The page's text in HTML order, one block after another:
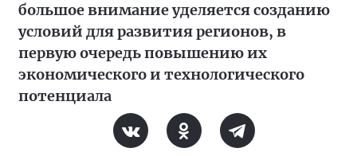
большое внимание уделяется созданию
условий для развития регионов, в
первую очередь повышению их
экономического и технологического
потенциала